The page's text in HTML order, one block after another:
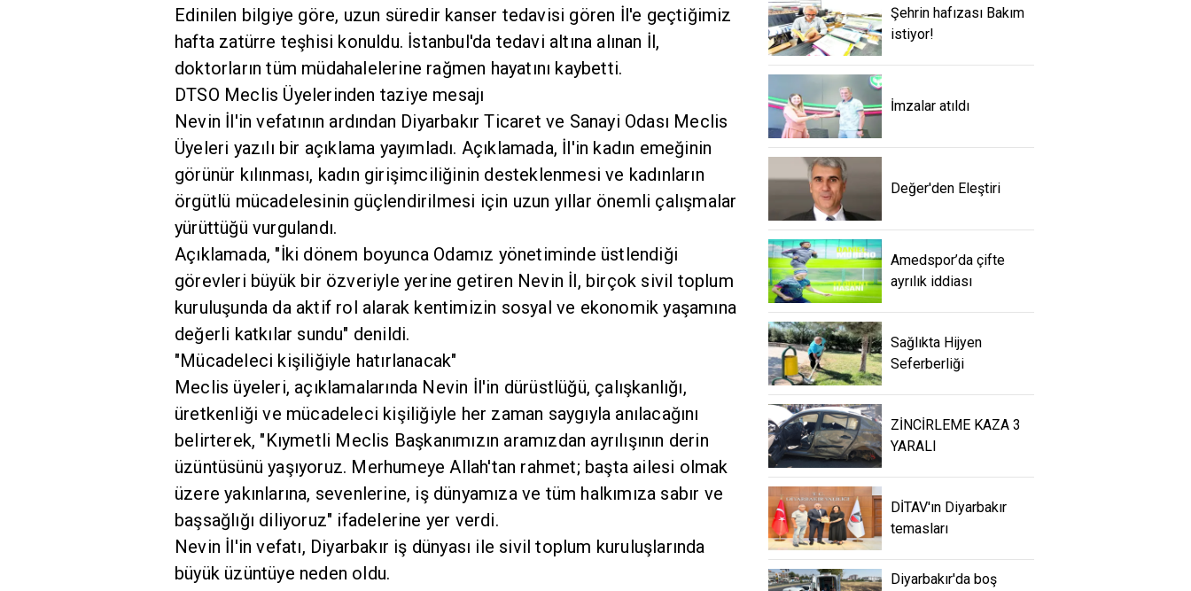
Edinilen bilgiye göre, uzun süredir kanser tedavisi gören İl'e geçtiğimiz
hafta zatürre teşhisi konuldu. İstanbul'da tedavi altına alınan İl,
doktorların tüm müdahalelerine rağmen hayatını kaybetti.
DTSO Meclis Üyelerinden taziye mesajı
Nevin İl'in vefatının ardından Diyarbakır Ticaret ve Sanayi Odası Meclis
Üyeleri yazılı bir açıklama yayımladı. Açıklamada, İl'in kadın emeğinin
görünür kılınması, kadın girişimciliğinin desteklenmesi ve kadınların
örgütlü mücadelesinin güçlendirilmesi için uzun yıllar önemli çalışmalar
yürüttüğü vurgulandı.
Açıklamada, "İki dönem boyunca Odamız yönetiminde üstlendiği
görevleri büyük bir özveriyle yerine getiren Nevin İl, birçok sivil toplum
kuruluşunda da aktif rol alarak kentimizin sosyal ve ekonomik yaşamına
değerli katkılar sundu" denildi.
"Mücadeleci kişiliğiyle hatırlanacak"
Meclis üyeleri, açıklamalarında Nevin İl'in dürüstlüğü, çalışkanlığı,
üretkenliği ve mücadeleci kişiliğiyle her zaman saygıyla anılacağını
belirterek, "Kıymetli Meclis Başkanımızın aramızdan ayrılışının derin
üzüntüsünü yaşıyoruz. Merhumeye Allah'tan rahmet; başta ailesi olmak
üzere yakınlarına, sevenlerine, iş dünyamıza ve tüm halkımıza sabır ve
başsağlığı diliyoruz" ifadelerine yer verdi.
Nevin İl'in vefatı, Diyarbakır iş dünyası ile sivil toplum kuruluşlarında
büyük üzüntüye neden oldu.
Şehrin hafızası Bakım
istiyor!
İmzalar atıldı
Değer'den Eleştiri
Amedspor’da çifte
ayrılık iddiası
Sağlıkta Hijyen
Seferberliği
ZİNCİRLEME KAZA 3
YARALI
DİTAV'ın Diyarbakır
temasları
Diyarbakır'da boş